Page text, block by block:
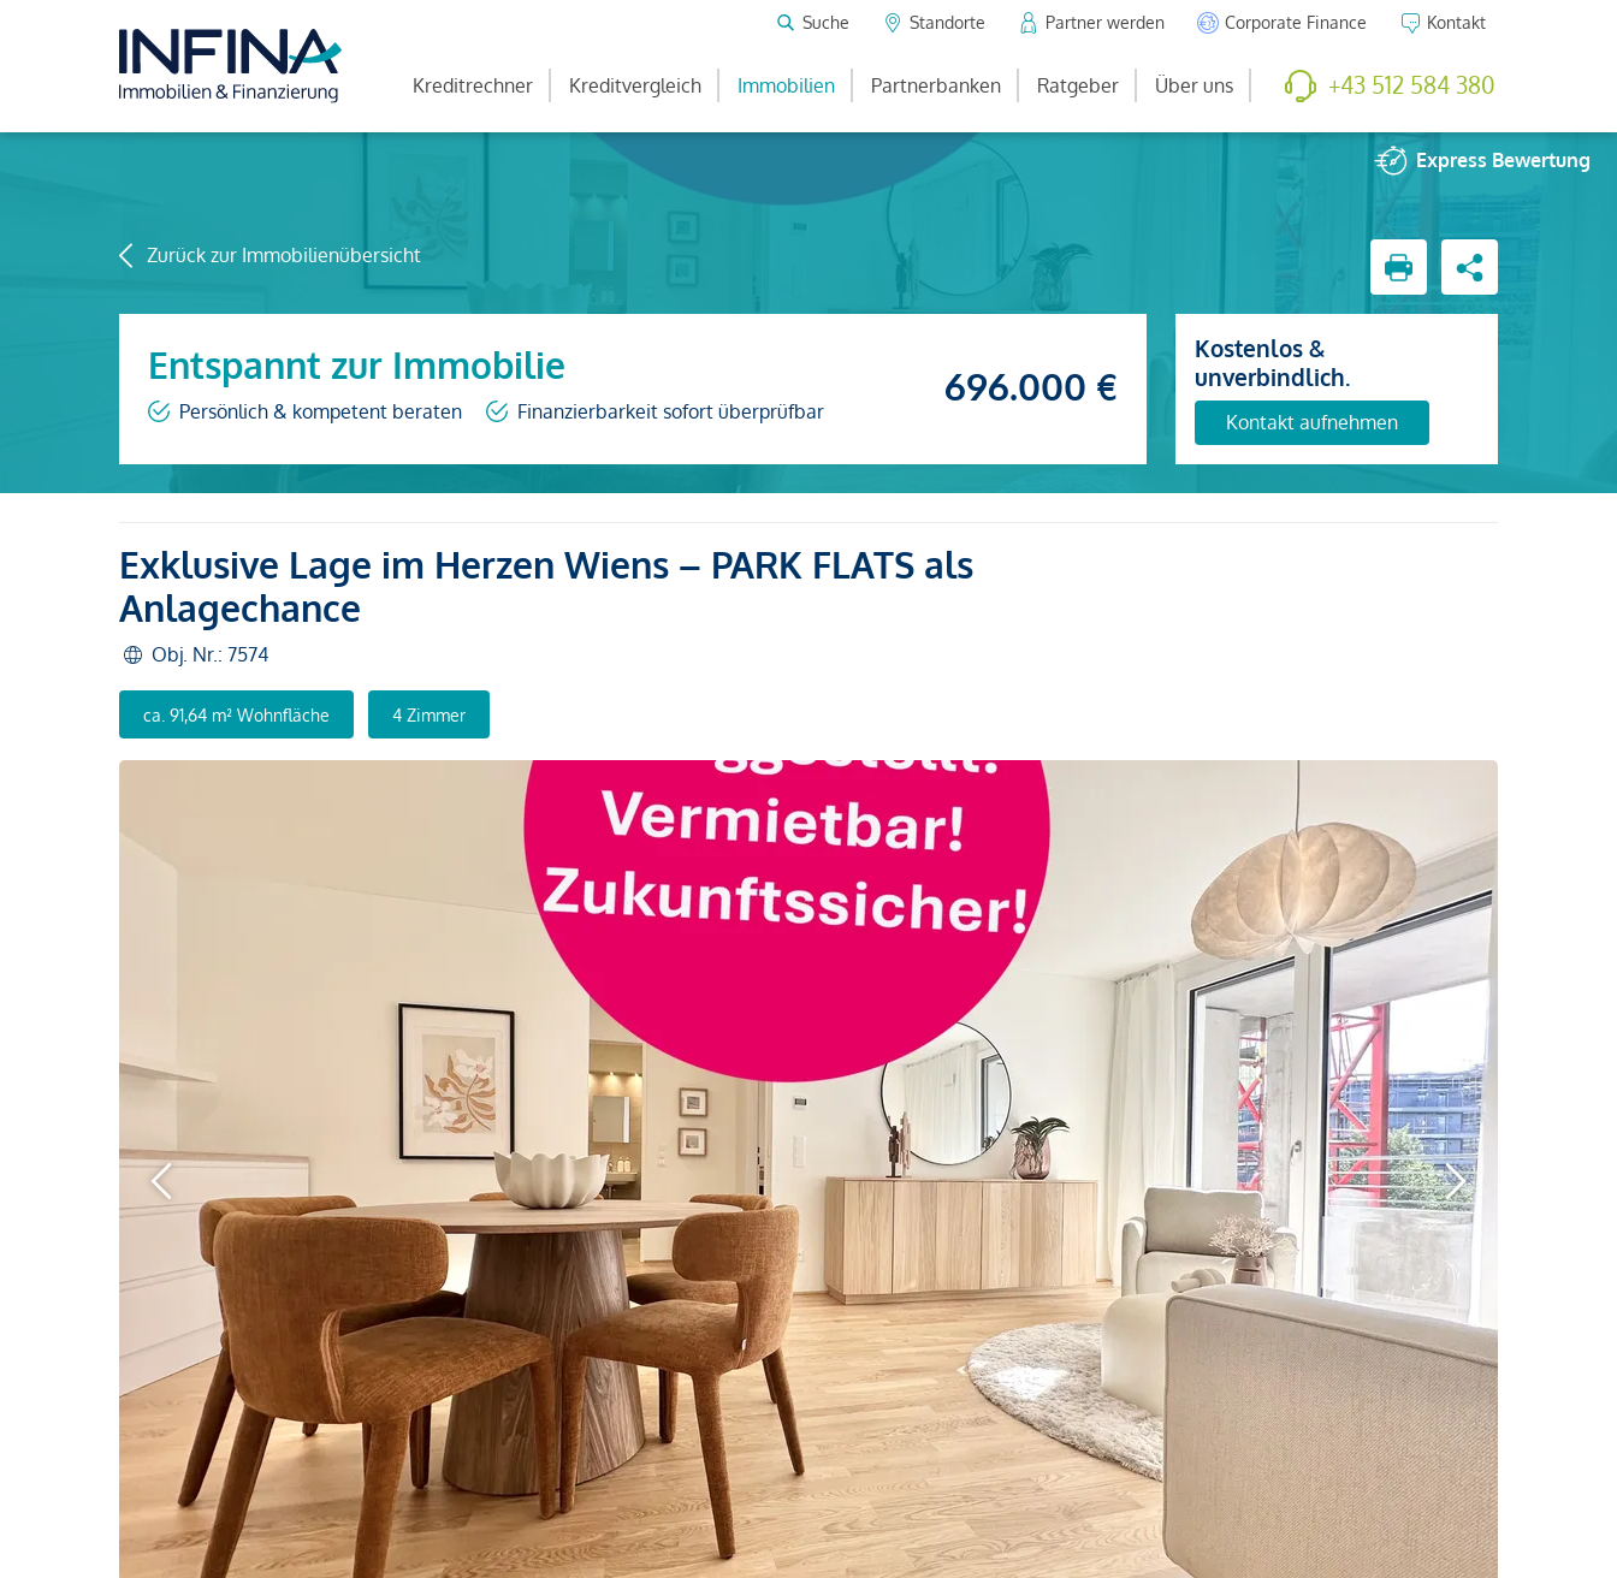
Suche Standorte Partner werden Corporate Finance Kontakt
Kreditrechner Kreditvergleich Immobilien Partnerbanken Ratgeber Über uns +43 512 584 380
Express Bewertung
Zurück zur Immobilienübersicht
Entspannt zur Immobilie
Persönlich & kompetent beraten Finanzierbarkeit sofort überprüfbar
696.000 €
Kostenlos &
unverbindlich.
Kontakt aufnehmen
Exklusive Lage im Herzen Wiens – PARK FLATS als
Anlagechance
Obj. Nr.: 7574
ca. 91,64 m² Wohnfläche 4 Zimmer